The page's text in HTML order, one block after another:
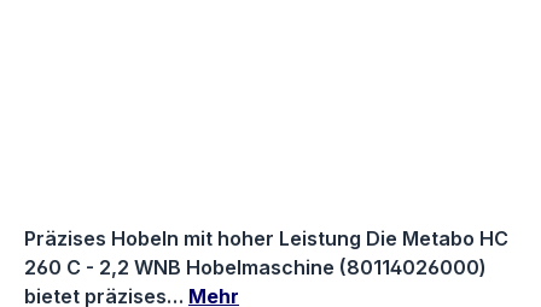
Präzises Hobeln mit hoher Leistung Die Metabo HC
260 C - 2,2 WNB Hobelmaschine (80114026000)
bietet präzises… Mehr